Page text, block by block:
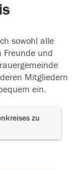
sowohl alle
Freunde und
Mitgliedern
ein.
zu